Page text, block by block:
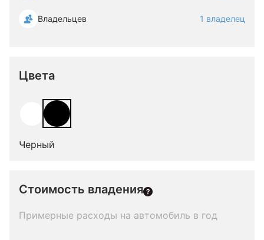
Владельцев 1 владелец
Цвета
Черный
Стоимость владения
Примерные расходы на автомобиль в год